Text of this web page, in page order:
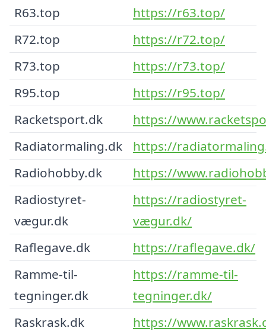
R63.top
https://r63.top/
R72.top
https://r72.top/
R73.top
https://r73.top/
R95.top
https://r95.top/
Racketsport.dk
https://
Radiatormaling.dk
https://
Radiohobby.dk
https://
Radiostyret-
vægur.dk
https://radiostyret-
vægur.dk/
Raflegave.dk
https://raflegave.dk/
Ramme-til-
tegninger.dk
https://ramme-til-
tegninger.dk/
Raskrask.dk
https://